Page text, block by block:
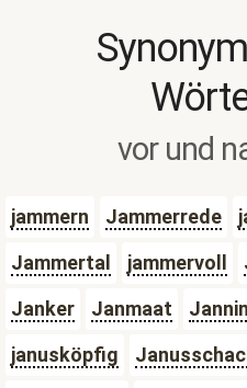
vor und
jammern Jammerrede
Jammertal
jammervoll
Janker
Janmaat
janusköpfig